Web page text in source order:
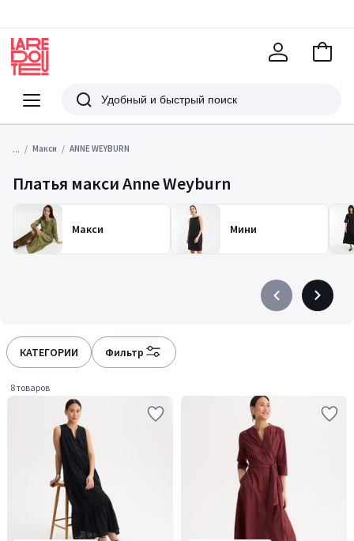
Меню
Redoute
Поиск
В
... Макси ANNE WEYBURN
Платья макси Anne Weyburn
Макси Мини
PrécédentSuivant
КАТЕГОРИИ Фильтр
8 товаров